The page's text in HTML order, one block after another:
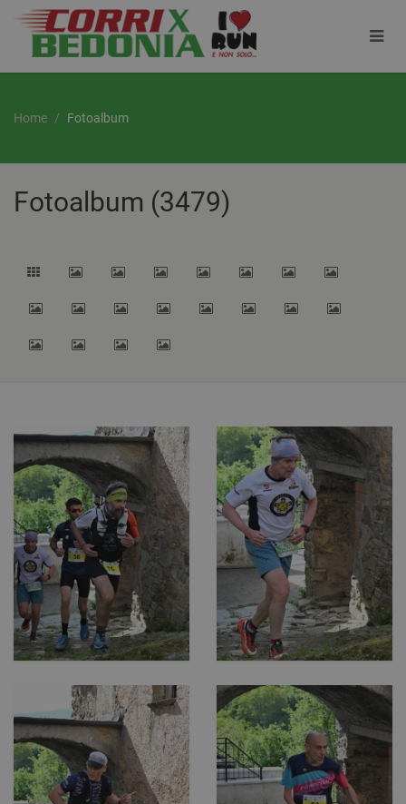
Home Fotoalbum
Fotoalbum (3479)